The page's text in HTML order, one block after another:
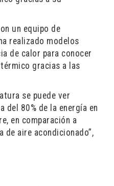
un equipo de
realizado modelos
de calor para conocer
gracias a las
se puede ver
del 80% de la energía en
en comparación a
de aire acondicionado”,